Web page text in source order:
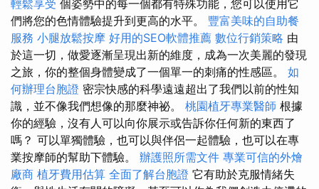
輕鬆享受 個姿勢中的每一個都有特殊功能，您可以使用它
們將您的色情體驗提升到更高的水平。 豐富美味的自助餐
服務 小腿放鬆按摩 好用的SEO軟體推薦 數位行銷策略 由
於這一切，做愛逐漸呈現出新的維度，成為一次美麗的發現
之旅，你的整個身體變成了一個單一的刺痛的性感區。 如
何辦理台胞證 密宗快感的科學遠遠超出了我們以前的性知
識，並不像我們想像的那麼神祕。 桃園植牙專業醫師 根據
你的經驗，沒有人可以向你展示或告訴你任何新的東西了
嗎？ 可以單獨體驗，也可以與伴侶一起體驗，也可以在專
業按摩師的幫助下體驗。 辦護照所需文件 專業可信的外燴
廠商 植牙費用估算 全面了解台胞證 它有助於克服情緒失